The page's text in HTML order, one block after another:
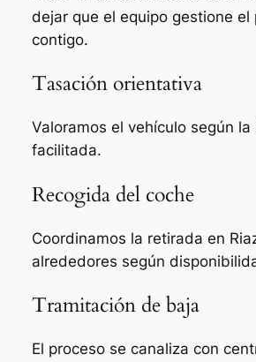
dejar que el equipo gestione el
contigo.
Tasación orientativa
Valoramos el vehículo según la
facilitada.
Recogida del coche
Coordinamos la retirada en
alrededores según
Tramitación de baja
El proceso se canaliza con